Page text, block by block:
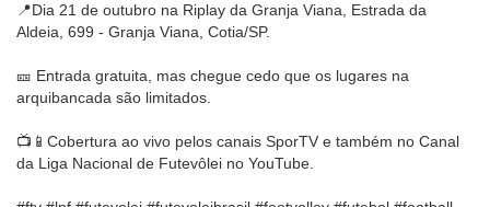
📍Dia 21 de outubro na Riplay da Granja Viana, Estrada da
Aldeia, 699 - Granja Viana, Cotia/SP.
🎫 Entrada gratuita, mas chegue cedo que os lugares na
arquibancada são limitados.
📺📱Cobertura ao vivo pelos canais SporTV e também no Canal
da Liga Nacional de Futevôlei no YouTube.